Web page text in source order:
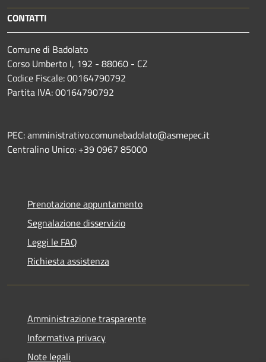
CONTATTI
Comune di Badolato
Corso Umberto I, 192 - 88060 - CZ
Codice Fiscale: 00164790792
Partita IVA: 00164790792
PEC: amministrativo.comunebadolato@asmepec.it
Centralino Unico: +39 0967 85000
Prenotazione appuntamento
Segnalazione disservizio
Leggi le FAQ
Richiesta assistenza
Amministrazione trasparente
Informativa privacy
Note legali